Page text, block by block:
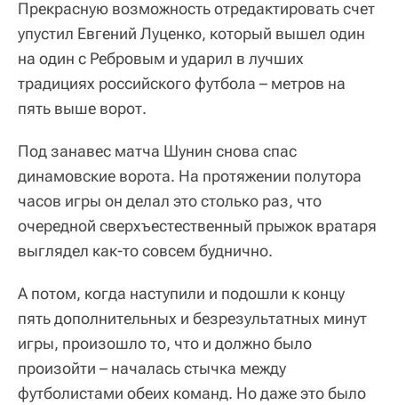
Прекрасную возможность отредактировать счет
упустил Евгений Луценко, который вышел один
на один с Ребровым и ударил в лучших
традициях российского футбола – метров на
пять выше ворот.
Под занавес матча Шунин снова спас
динамовские ворота. На протяжении полутора
часов игры он делал это столько раз, что
очередной сверхъестественный прыжок вратаря
выглядел как-то совсем буднично.
А потом, когда наступили и подошли к концу
пять дополнительных и безрезультатных минут
игры, произошло то, что и должно было
произойти – началась стычка между
футболистами обеих команд. Но даже это было